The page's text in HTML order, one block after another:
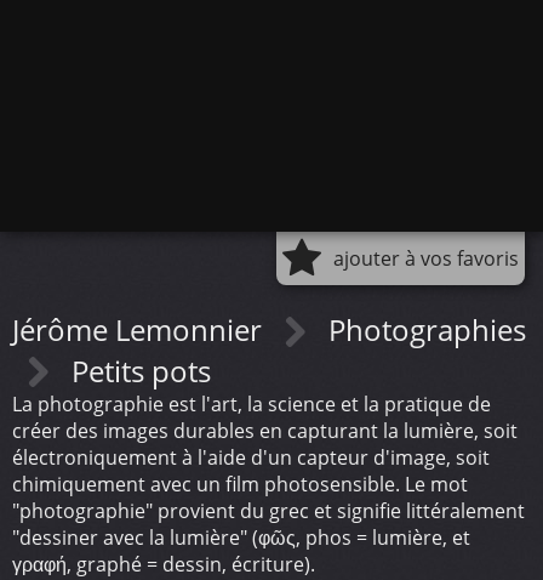
ajouter à vos favoris
Jérôme Lemonnier
Photographies
Petits pots
La photographie est l'art, la science et la pratique de
créer des images durables en capturant la lumière, soit
électroniquement à l'aide d'un capteur d'image, soit
chimiquement avec un film photosensible. Le mot
"photographie" provient du grec et signifie littéralement
"dessiner avec la lumière" (φῶς, phos = lumière, et
γραφή, graphé = dessin, écriture).